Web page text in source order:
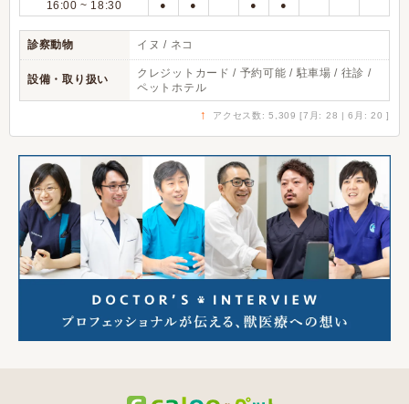
16:00 ~ 18:30 ● ● ● ●
診察動物 イヌ / ネコ
設備・取り扱い
クレジットカード / 予約可能 / 駐車場 / 往診 /
ペットホテル
↑ アクセス数: 5,309 [7月: 28 | 6月: 20 ]